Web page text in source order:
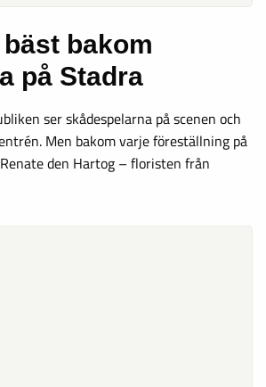
bakom
på Stadra
ser skådespelarna på scenen och
Men bakom varje föreställning på
den Hartog – floristen från